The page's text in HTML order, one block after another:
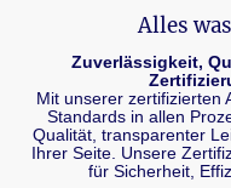
Alles
Zuverlässigkeit,
Mit unserer zertifizierten
Standards in allen
Qualität, transparenter
Ihrer Seite. Unsere
für Sicherheit,